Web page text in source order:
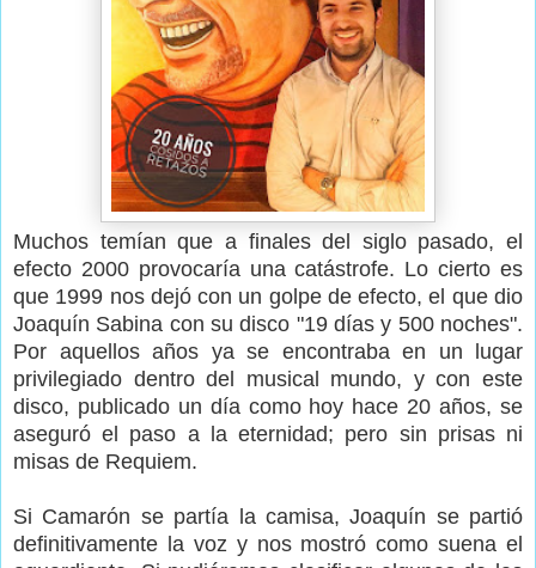
Muchos temían que a finales del siglo pasado, el
efecto 2000 provocaría una catástrofe. Lo cierto es
que 1999 nos dejó con un golpe de efecto, el que dio
Joaquín Sabina con su disco "19 días y 500 noches".
Por aquellos años ya se encontraba en un lugar
privilegiado dentro del musical mundo, y con este
disco, publicado un día como hoy hace 20 años, se
aseguró el paso a la eternidad; pero sin prisas ni
misas de Requiem.
Si Camarón se partía la camisa, Joaquín se partió
definitivamente la voz y nos mostró como suena el